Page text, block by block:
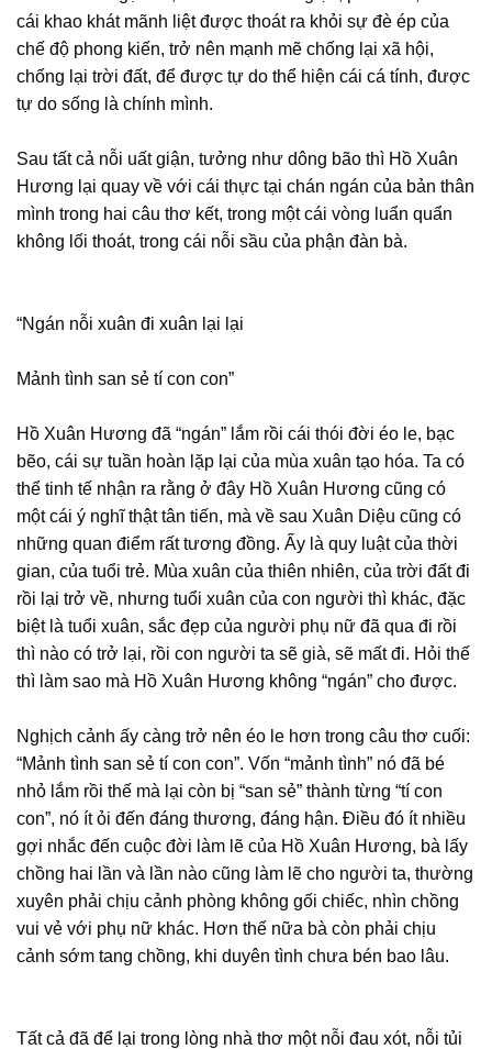
cái khao khát mãnh liệt được thoát ra khỏi sự đè ép của
chế độ phong kiến, trở nên mạnh mẽ chống lại xã hội,
chống lại trời đất, để được tự do thể hiện cái cá tính, được
tự do sống là chính mình.
Sau tất cả nỗi uất giận, tưởng như dông bão thì Hồ Xuân
Hương lại quay về với cái thực tại chán ngán của bản thân
mình trong hai câu thơ kết, trong một cái vòng luẩn quẩn
không lối thoát, trong cái nỗi sầu của phận đàn bà.
“Ngán nỗi xuân đi xuân lại lại
Mảnh tình san sẻ tí con con”
Hồ Xuân Hương đã “ngán” lắm rồi cái thói đời éo le, bạc
bẽo, cái sự tuần hoàn lặp lại của mùa xuân tạo hóa. Ta có
thể tinh tế nhận ra rằng ở đây Hồ Xuân Hương cũng có
một cái ý nghĩ thật tân tiến, mà về sau Xuân Diệu cũng có
những quan điểm rất tương đồng. Ấy là quy luật của thời
gian, của tuổi trẻ. Mùa xuân của thiên nhiên, của trời đất đi
rồi lại trở về, nhưng tuổi xuân của con người thì khác, đặc
biệt là tuổi xuân, sắc đẹp của người phụ nữ đã qua đi rồi
thì nào có trở lại, rồi con người ta sẽ già, sẽ mất đi. Hỏi thế
thì làm sao mà Hồ Xuân Hương không “ngán” cho được.
Nghịch cảnh ấy càng trở nên éo le hơn trong câu thơ cuối:
“Mảnh tình san sẻ tí con con”. Vốn “mảnh tình” nó đã bé
nhỏ lắm rồi thế mà lại còn bị “san sẻ” thành từng “tí con
con”, nó ít ỏi đến đáng thương, đáng hận. Điều đó ít nhiều
gợi nhắc đến cuộc đời làm lẽ của Hồ Xuân Hương, bà lấy
chồng hai lần và lần nào cũng làm lẽ cho người ta, thường
xuyên phải chịu cảnh phòng không gối chiếc, nhìn chồng
vui vẻ với phụ nữ khác. Hơn thế nữa bà còn phải chịu
cảnh sớm tang chồng, khi duyên tình chưa bén bao lâu.
Tất cả đã để lại trong lòng nhà thơ một nỗi đau xót, nỗi tủi